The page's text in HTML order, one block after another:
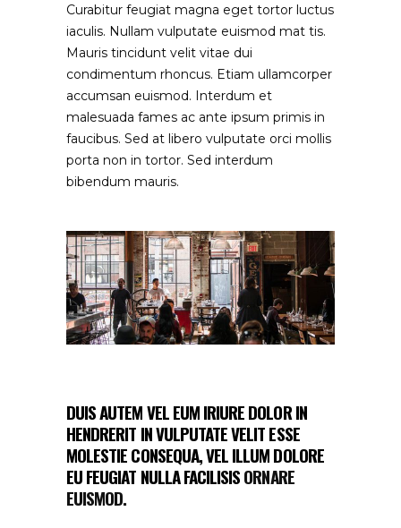
Curabitur feugiat magna eget tortor luctus
iaculis. Nullam vulputate euismod mat tis.
Mauris tincidunt velit vitae dui
condimentum rhoncus. Etiam ullamcorper
accumsan euismod. Interdum et
malesuada fames ac ante ipsum primis in
faucibus. Sed at libero vulputate orci mollis
porta non in tortor. Sed interdum
bibendum mauris.
DUIS AUTEM VEL EUM IRIURE DOLOR IN
HENDRERIT IN VULPUTATE VELIT ESSE
MOLESTIE CONSEQUA, VEL ILLUM DOLORE
EU FEUGIAT NULLA FACILISISORNARE
EUISMOD.